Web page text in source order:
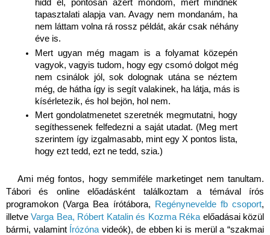
hidd el, pontosan azért mondom, mert mindnek
tapasztalati alapja van. Avagy nem mondanám, ha
nem láttam volna rá rossz példát, akár csak néhány
éve is.
Mert ugyan még magam is a folyamat közepén
vagyok, vagyis tudom, hogy egy csomó dolgot még
nem csinálok jól, sok dolognak utána se néztem
még, de hátha így is segít valakinek, ha látja, más is
kísérletezik, és hol bejön, hol nem.
Mert gondolatmenetet szeretnék megmutatni, hogy
segíthessenek felfedezni a saját utadat. (Meg mert
szerintem így izgalmasabb, mint egy X pontos lista,
hogy ezt tedd, ezt ne tedd, szia.)
Ami még fontos, hogy semmiféle marketinget nem tanultam.
Tábori és online előadásként találkoztam a témával írós
programokon (Varga Bea írótábora,
Regénynevelde fb csoport,
illetve Varga Bea, Róbert Katalin és Kozma Réka előadásai közül
bármi, valamint Írózóna videók), de ebben ki is merül a “szakmai